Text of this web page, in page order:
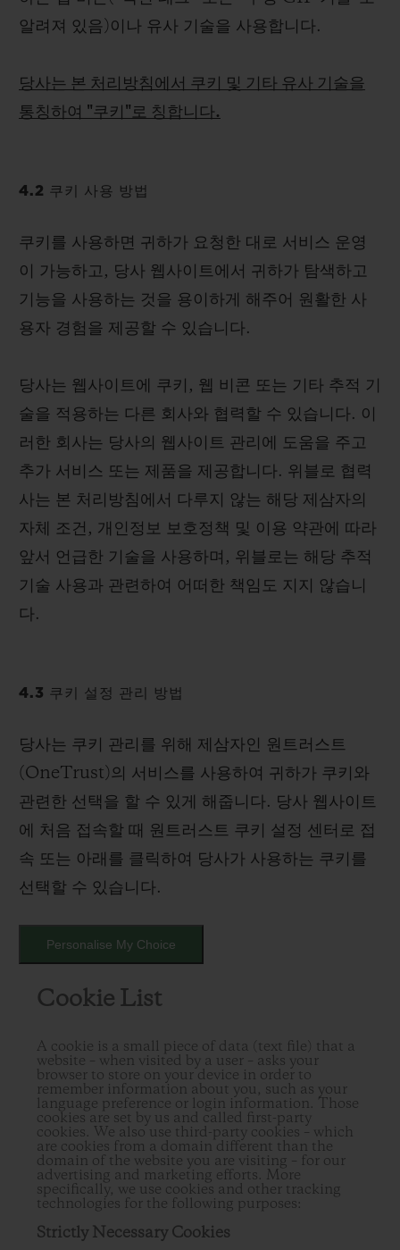
알려져 있음)이나 유사 기술을 사용합니다.
당사는 본 처리방침에서 쿠키 및 기타 유사 기술을
통칭하여 "쿠키"로 칭합니다.
4.2 쿠키 사용 방법
쿠키를 사용하면 귀하가 요청한 대로 서비스 운영
이 가능하고, 당사 웹사이트에서 귀하가 탐색하고
기능을 사용하는 것을 용이하게 해주어 원활한 사
용자 경험을 제공할 수 있습니다.
당사는 웹사이트에 쿠키, 웹 비콘 또는 기타 추적 기
술을 적용하는 다른 회사와 협력할 수 있습니다. 이
러한 회사는 당사의 웹사이트 관리에 도움을 주고
추가 서비스 또는 제품을 제공합니다. 위블로 협력
사는 본 처리방침에서 다루지 않는 해당 제삼자의
자체 조건, 개인정보 보호정책 및 이용 약관에 따라
앞서 언급한 기술을 사용하며, 위블로는 해당 추적
기술 사용과 관련하여 어떠한 책임도 지지 않습니
다.
4.3 쿠키 설정 관리 방법
당사는 쿠키 관리를 위해 제삼자인 원트러스트
(OneTrust)의 서비스를 사용하여 귀하가 쿠키와
관련한 선택을 할 수 있게 해줍니다. 당사 웹사이트
에 처음 접속할 때 원트러스트 쿠키 설정 센터로 접
속 또는 아래를 클릭하여 당사가 사용하는 쿠키를
선택할 수 있습니다.
Personalise My Choice
Cookie List
A cookie is a small piece of data (text file) that a
website – when visited by a user – asks your
browser to store on your device in order to
remember information about you, such as your
language preference or login information. Those
cookies are set by us and called first-party
cookies. We also use third-party cookies – which
are cookies from a domain different than the
domain of the website you are visiting – for our
advertising and marketing efforts. More
specifically, we use cookies and other tracking
technologies for the following purposes:
Strictly Necessary Cookies